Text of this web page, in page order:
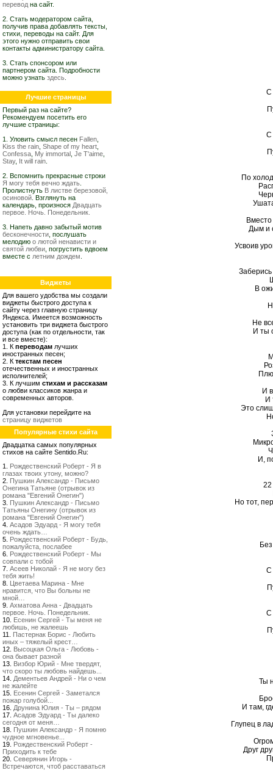
перевод на сайт.
2. Стать модератором сайта,
получив права добавлять тексты,
стихи, переводы на сайт. Для
этого нужно отправить свои
контакты администратору сайта.
3. Стать спонсором или
партнером сайта. Подробности
можно узнать здесь
Лучшие страницы
Первый раз на сайте?
Рекомендуем посетить его
лучшие страницы:
1. Уловить смысл песен Fallen
Kiss the rain Shape of my heart
Confessa My immortal Je T'aime
Stay, It will rain
2. Вспомнить прекрасные строки
Я могу тебя вечно ждать
Пролистнуть В листве березовой,
осиновой . Взглянуть на
календарь, произнося Двадцать
первое. Ночь. Понедельник.
3. Напеть давно забытый мотив
бесконечности , послушать
мелодию о лютой ненависти и
святой любви , погрустить вдвоем
вместе с летним дождем
Виджеты
Для вашего удобства мы создали
виджеты быстрого доступа к
сайту через главную страницу
Яндекса. Имеется возможность
установить три виджета быстрого
доступа (как по отдельности, так
и все вместе):
1. К переводам лучших
иностранных песен;
2. К текстам песен
отечественных и иностранных
исполнителей;
3. К лучшим стихам и рассказам
о любви классиков жанра и
современных авторов.
Для установки перейдите на
страницу виджетов
Популярные стихи сайта
Двадцатка самых популярных
стихов на сайте Sentido.Ru:
1. Рождественский Роберт - Я в
глазах твоих утону, можно?
2. Пушкин Александр - Письмо
Онегина Татьяне (отрывок из
романа "Евгений Онегин")
3. Пушкин Александр - Письмо
Татьяны Онегину (отрывок из
романа "Евгений Онегин")
4. Асадов Эдуард - Я могу тебя
очень ждать…
5. Рождественский Роберт - Будь,
пожалуйста, послабее
6. Рождественский Роберт - Мы
совпали с тобой
7. Асеев Николай - Я не могу без
тебя жить!
8. Цветаева Марина - Мне
нравится, что Вы больны не
мной…
9. Ахматова Анна - Двадцать
первое. Ночь. Понедельник.
10. Есенин Сергей - Ты меня не
любишь, не жалеешь
11. Пастернак Борис - Любить
иных – тяжелый крест…
12. Высоцкая Ольга - Любовь -
она бывает разной
13. Визбор Юрий - Мне твердят,
что скоро ты любовь найдешь...
14. Дементьев Андрей - Ни о чем
не жалейте
15. Есенин Сергей - Заметался
пожар голубой...
16. Друнина Юлия - Ты – рядом
17. Асадов Эдуард - Ты далеко
сегодня от меня…
18. Пушкин Александр - Я помню
чудное мгновенье...
19. Рождественский Роберт -
Приходить к тебе
20. Северянин Игорь -
Встречаются, чтоб расставаться
С
С
По
Дым и
Усвоив
В
Не
И ты
И
И
Это
И,
Но тот,
С
С
Ты
И там,
Глупец в
Друг